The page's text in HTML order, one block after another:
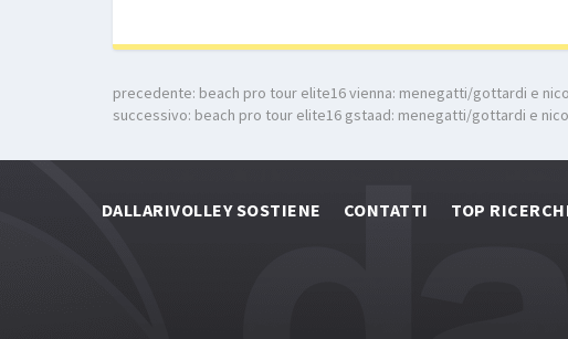
precedente: beach pro tour elite16 vienna: menegatti/gottardi e
successivo: beach pro tour elite16 gstaad: menegatti/gottardi e
DALLARIVOLLEY SOSTIENE CONTATTI TOP